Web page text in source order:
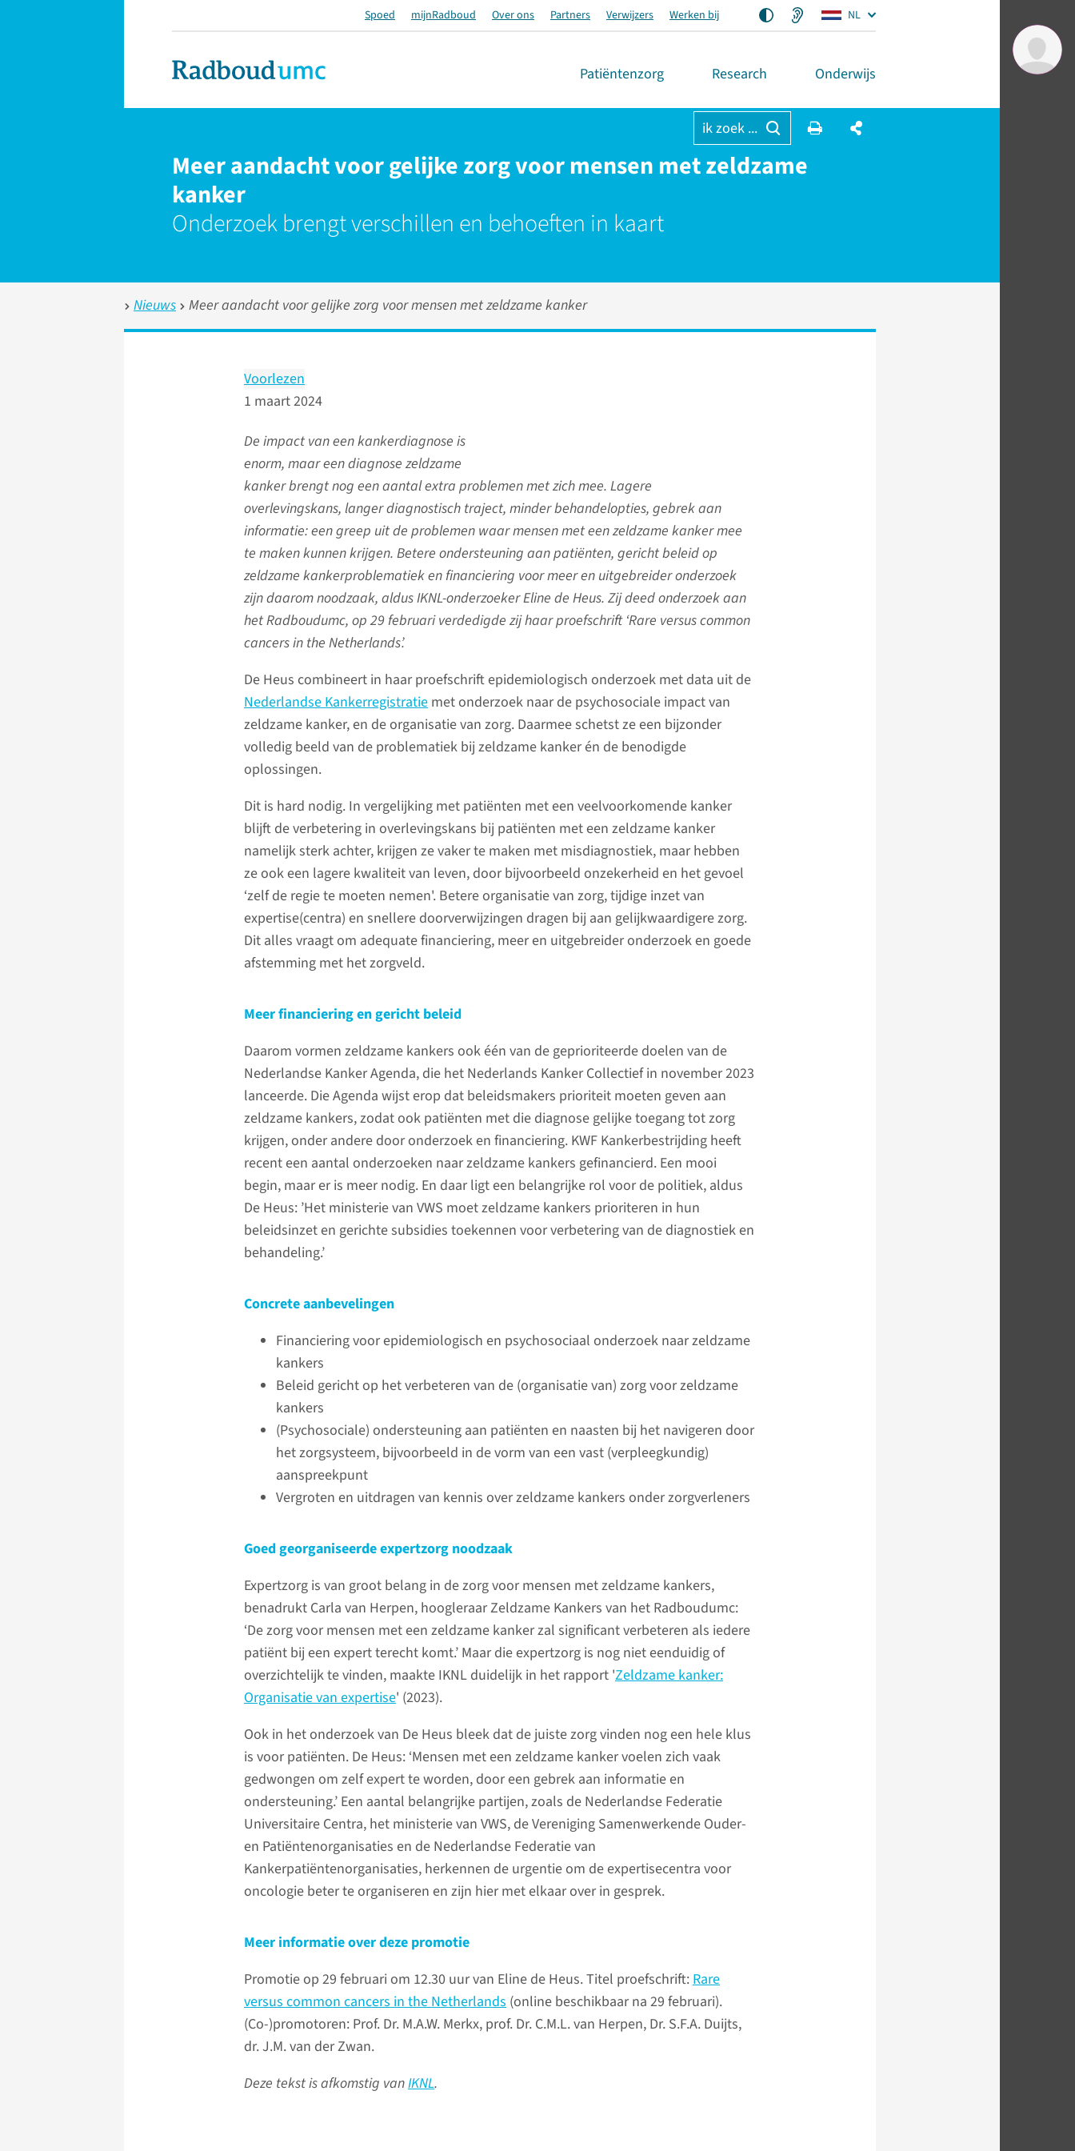
Spoed mijnRadboud Over ons Partners Verwijzers Werken bij NL
Patiëntenzorg Research Onderwijs
ik zoek ...
Meer aandacht voor gelijke zorg voor mensen met zeldzame
kanker
Onderzoek brengt verschillen en behoeften in kaart
Nieuws Meer aandacht voor gelijke zorg voor mensen met zeldzame kanker
Voorlezen
1 maart 2024
De impact van een kankerdiagnose is
enorm, maar een diagnose zeldzame
kanker brengt nog een aantal extra problemen met zich mee. Lagere
overlevingskans, langer diagnostisch traject, minder behandelopties, gebrek aan
informatie: een greep uit de problemen waar mensen met een zeldzame kanker mee
te maken kunnen krijgen. Betere ondersteuning aan patiënten, gericht beleid op
zeldzame kankerproblematiek en financiering voor meer en uitgebreider onderzoek
zijn daarom noodzaak, aldus IKNL-onderzoeker Eline de Heus. Zij deed onderzoek aan
het Radboudumc, op 29 februari verdedigde zij haar proefschrift ‘Rare versus common
cancers in the Netherlands’.
De Heus combineert in haar proefschrift epidemiologisch onderzoek met data uit de
Nederlandse Kankerregistratie met onderzoek naar de psychosociale impact van
zeldzame kanker, en de organisatie van zorg. Daarmee schetst ze een bijzonder
volledig beeld van de problematiek bij zeldzame kanker én de benodigde
oplossingen.
Dit is hard nodig. In vergelijking met patiënten met een veelvoorkomende kanker
blijft de verbetering in overlevingskans bij patiënten met een zeldzame kanker
namelijk sterk achter, krijgen ze vaker te maken met misdiagnostiek, maar hebben
ze ook een lagere kwaliteit van leven, door bijvoorbeeld onzekerheid en het gevoel
‘zelf de regie te moeten nemen'. Betere organisatie van zorg, tijdige inzet van
expertise(centra) en snellere doorverwijzingen dragen bij aan gelijkwaardigere zorg.
Dit alles vraagt om adequate financiering, meer en uitgebreider onderzoek en goede
afstemming met het zorgveld.
Meer financiering en gericht beleid
Daarom vormen zeldzame kankers ook één van de geprioriteerde doelen van de
Nederlandse Kanker Agenda, die het Nederlands Kanker Collectief in november 2023
lanceerde. Die Agenda wijst erop dat beleidsmakers prioriteit moeten geven aan
zeldzame kankers, zodat ook patiënten met die diagnose gelijke toegang tot zorg
krijgen, onder andere door onderzoek en financiering. KWF Kankerbestrijding heeft
recent een aantal onderzoeken naar zeldzame kankers gefinancierd. Een mooi
begin, maar er is meer nodig. En daar ligt een belangrijke rol voor de politiek, aldus
De Heus: ’Het ministerie van VWS moet zeldzame kankers prioriteren in hun
beleidsinzet en gerichte subsidies toekennen voor verbetering van de diagnostiek en
behandeling.’
Concrete aanbevelingen
Financiering voor epidemiologisch en psychosociaal onderzoek naar zeldzame
kankers
Beleid gericht op het verbeteren van de (organisatie van) zorg voor zeldzame
kankers
(Psychosociale) ondersteuning aan patiënten en naasten bij het navigeren door
het zorgsysteem, bijvoorbeeld in de vorm van een vast (verpleegkundig)
aanspreekpunt
Vergroten en uitdragen van kennis over zeldzame kankers onder zorgverleners
Goed georganiseerde expertzorg noodzaak
Expertzorg is van groot belang in de zorg voor mensen met zeldzame kankers,
benadrukt Carla van Herpen, hoogleraar Zeldzame Kankers van het Radboudumc:
‘De zorg voor mensen met een zeldzame kanker zal significant verbeteren als iedere
patiënt bij een expert terecht komt.’ Maar die expertzorg is nog niet eenduidig of
overzichtelijk te vinden, maakte IKNL duidelijk in het rapport 'Zeldzame kanker:
Organisatie van expertise' (2023).
Ook in het onderzoek van De Heus bleek dat de juiste zorg vinden nog een hele klus
is voor patiënten. De Heus: ‘Mensen met een zeldzame kanker voelen zich vaak
gedwongen om zelf expert te worden, door een gebrek aan informatie en
ondersteuning.’ Een aantal belangrijke partijen, zoals de Nederlandse Federatie
Universitaire Centra, het ministerie van VWS, de Vereniging Samenwerkende Ouder-
en Patiëntenorganisaties en de Nederlandse Federatie van
Kankerpatiëntenorganisaties, herkennen de urgentie om de expertisecentra voor
oncologie beter te organiseren en zijn hier met elkaar over in gesprek.
Meer informatie over deze promotie
Promotie op 29 februari om 12.30 uur van Eline de Heus. Titel proefschrift:Rare
versus common cancers in the Netherlands (online beschikbaar na 29 februari).
(Co-)promotoren: Prof. Dr. M.A.W. Merkx, prof. Dr. C.M.L. van Herpen, Dr. S.F.A. Duijts,
dr. J.M. van der Zwan.
Deze tekst is afkomstig vanIKNL.